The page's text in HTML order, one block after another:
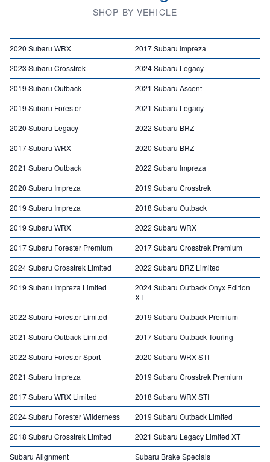
SHOP BY VEHICLE
2020 Subaru WRX
2017 Subaru Impreza
2023 Subaru Crosstrek
2024 Subaru Legacy
2019 Subaru Outback
2021 Subaru Ascent
2019 Subaru Forester
2021 Subaru Legacy
2020 Subaru Legacy
2022 Subaru BRZ
2017 Subaru WRX
2020 Subaru BRZ
2021 Subaru Outback
2022 Subaru Impreza
2020 Subaru Impreza
2019 Subaru Crosstrek
2019 Subaru Impreza
2018 Subaru Outback
2019 Subaru WRX
2022 Subaru WRX
2017 Subaru Forester Premium
2017 Subaru Crosstrek Premium
2024 Subaru Crosstrek Limited
2022 Subaru BRZ Limited
2019 Subaru Impreza Limited
2024 Subaru Outback Onyx Edition
XT
2022 Subaru Forester Limited
2019 Subaru Outback Premium
2021 Subaru Outback Limited
2017 Subaru Outback Touring
2022 Subaru Forester Sport
2020 Subaru WRX STI
2021 Subaru Impreza
2019 Subaru Crosstrek Premium
2017 Subaru WRX Limited
2018 Subaru WRX STI
2024 Subaru Forester Wilderness
2019 Subaru Outback Limited
2018 Subaru Crosstrek Limited
2021 Subaru Legacy Limited XT
Subaru Alignment
Subaru Brake Specials